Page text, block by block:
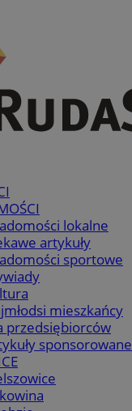
lokalne
artykuły
sportowe
mieszkańcy
przedsiębiorców
sponsorowane